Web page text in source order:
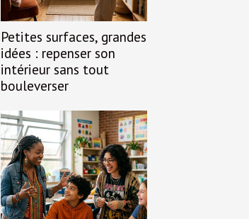
Petites surfaces, grandes
idées : repenser son
intérieur sans tout
bouleverser